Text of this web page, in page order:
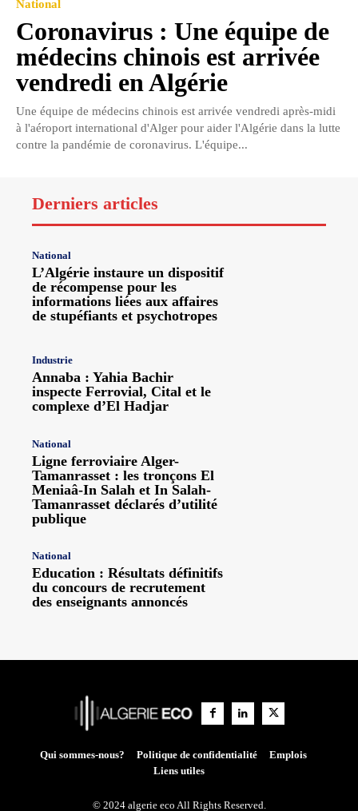
National
Coronavirus : Une équipe de
médecins chinois est arrivée
vendredi en Algérie
Une équipe de médecins chinois est arrivée vendredi après-midi
à l'aéroport international d'Alger pour aider l'Algérie dans la lutte
contre la pandémie de coronavirus. L'équipe...
Derniers articles
National
L’Algérie instaure un dispositif
de récompense pour les
informations liées aux affaires
de stupéfiants et psychotropes
Industrie
Annaba : Yahia Bachir
inspecte Ferrovial, Cital et le
complexe d’El Hadjar
National
Ligne ferroviaire Alger-
Tamanrasset : les tronçons El
Meniaâ-In Salah et In Salah-
Tamanrasset déclarés d’utilité
publique
National
Education : Résultats définitifs
du concours de recrutement
des enseignants annoncés
Qui sommes-nous? Politique de confidentialité
Emplois
Liens utiles
© 2024 algerie eco All Rights Reserved.